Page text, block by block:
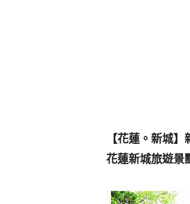
【花蓮。新城
花蓮新城旅遊景